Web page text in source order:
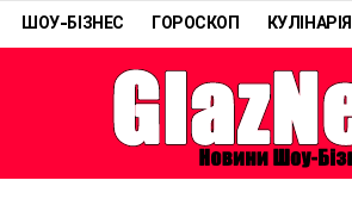
ШОУ-БІЗНЕС ГОРОСКОП КУЛІНАРІЯ